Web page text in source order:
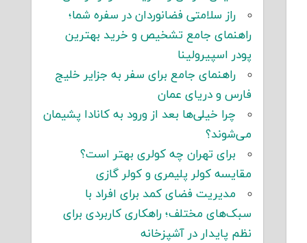
راز سلامتی فضانوردان در سفره شما؛
راهنمای جامع تشخیص و خرید بهترین
پودر اسپیرولینا
راهنمای جامع برای سفر به جزایر خلیج
فارس و دریای عمان
چرا خیلی‌ها بعد از ورود به کانادا پشیمان
می‌شوند؟
برای تهران چه کولری بهتر است؟
مقایسه کولر پلیمری و کولر گازی
مدیریت فضای کمد برای افراد با
سبک‌های مختلف؛ راهکاری کاربردی برای
نظم پایدار در آشپزخانه